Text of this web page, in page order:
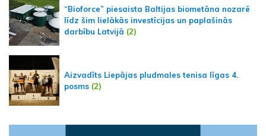
“Bioforce” piesaista Baltijas biometāna nozarē
līdz šim lielākās investīcijas un paplašinās
darbību Latvijā (2)
Aizvadīts Liepājas pludmales tenisa līgas 4.
posms (2)